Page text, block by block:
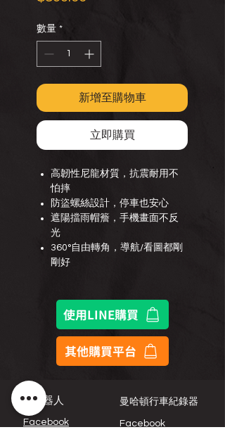
數量 *
新增至購物車
立即購買
高韌性尼龍材質，抗震耐用不
怕摔
防盜螺絲設計，停車也安心
遮陽擋雨帽簷，手機畫面不反
光
360°自由轉角，導航/看圖都剛
剛好
使用LINE購買
其他購買平台
AI機器人
Facebook
曼哈頓行車紀錄器
Facebook